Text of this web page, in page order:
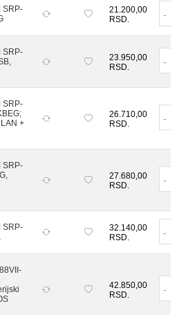
SRP-
21.200,00
RSD.
-
SRP-
23.950,00
RSD.
-
SRP-
+
26.710,00
RSD.
-
SRP-
27.680,00
RSD.
-
SRP-
32.140,00
RSD.
-
42.850,00
RSD.
-